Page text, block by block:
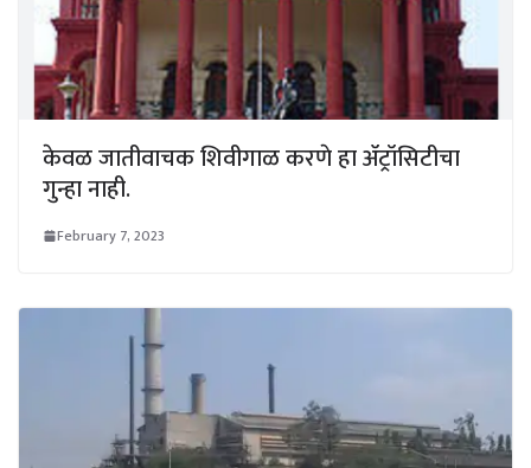
केवळ जातीवाचक शिवीगाळ करणे हा ॲट्रॉसिटीचा
गुन्हा नाही.
February 7, 2023